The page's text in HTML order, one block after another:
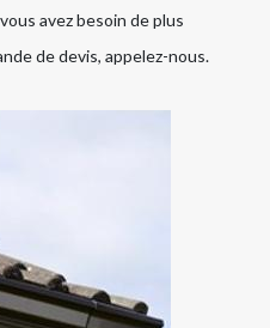
avez besoin de plus
de devis, appelez-nous.